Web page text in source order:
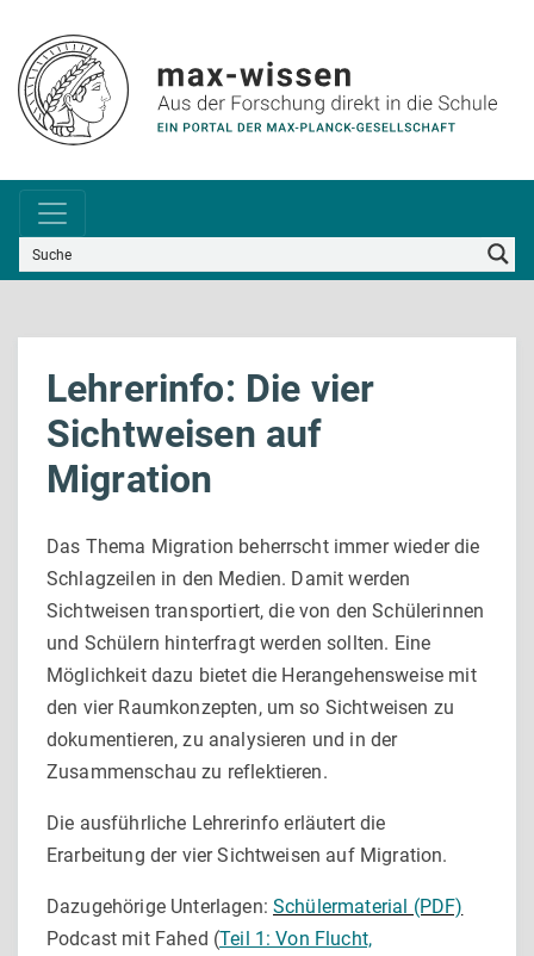
Lehrerinfo: Die vier
Sichtweisen auf
Migration
Das Thema Migration beherrscht immer wieder die
Schlagzeilen in den Medien. Damit werden
Sichtweisen transportiert, die von den Schülerinnen
und Schülern hinterfragt werden sollten. Eine
Möglichkeit dazu bietet die Herangehensweise mit
den vier Raumkonzepten, um so Sichtweisen zu
dokumentieren, zu analysieren und in der
Zusammenschau zu reflektieren.
Die ausführliche Lehrerinfo erläutert die
Erarbeitung der vier Sichtweisen auf Migration.
Dazugehörige Unterlagen:Schülermaterial (PDF)
Podcast mit Fahed (Teil 1: Von Flucht,